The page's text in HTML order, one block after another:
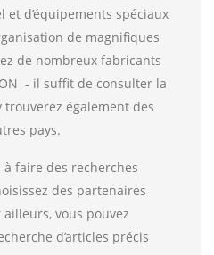
et d’équipements spéciaux
de magnifiques
de nombreux fabricants
- il suffit de consulter la
trouverez également des
pays.
faire des recherches
des partenaires
ailleurs, vous pouvez
d’articles précis